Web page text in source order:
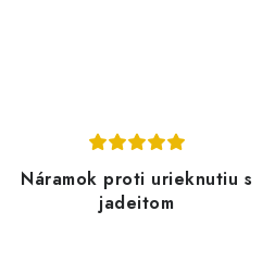
Náramok proti urieknutiu s
jadeitom